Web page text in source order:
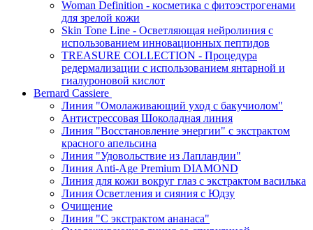
Woman Definition - косметика с фитоэстрогенами
для зрелой кожи
Skin Tone Line - Осветляющая нейролиния с
использованием инновационных пептидов
TREASURE COLLECTION - Процедура
редермализации с использованием янтарной и
гиалуроновой кислот
Bernard Cassiere
Линия "Омолаживающий уход с бакучиолом"
Антистрессовая Шоколадная линия
Линия "Восстановление энергии" с экстрактом
красного апельсина
Линия "Удовольствие из Лапландии"
Линия Anti-Age Premium DIAMOND
Линия для кожи вокруг глаз с экстрактом василька
Линия Осветления и сияния с Юдзу
Очищение
Линия "С экстрактом ананаса"